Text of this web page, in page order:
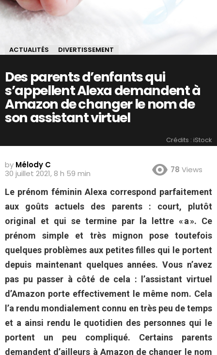
ACTUALITÉS DIVERTISSEMENT
Des parents d’enfants qui
s’appellent Alexa demandent à
Amazon de changer le nom de
son assistant virtuel
Crédits : iStock
by Mélody C
30 juillet 2021, 8 h 59 min
78 Views
Le prénom féminin Alexa correspond parfaitement
aux goûts actuels des parents : court, plutôt
original et qui se termine par la lettre « a ». Ce
prénom simple et très mignon pose toutefois
quelques problèmes aux petites filles qui le portent
depuis maintenant quelques années. Vous n’avez
pas pu passer à côté de cela : l’assistant virtuel
d’Amazon porte effectivement le même nom. Cela
l’a rendu mondialement connu en très peu de temps
et a ainsi rendu le quotidien des personnes qui le
portent un peu compliqué. Certains parents
demandent d’ailleurs à Amazon de changer le nom